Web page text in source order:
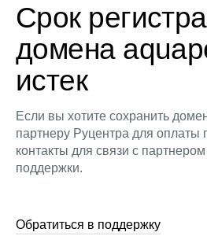
Срок
домена
истек
Если вы хотите сохранить
партнеру Руцентра для оплаты
контакты для связи с
поддержки.
Обратиться в поддержку